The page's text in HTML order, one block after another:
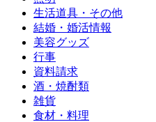
生活道具・その他
結婚・婚活情報
美容グッズ
行事
資料請求
酒・焼酎類
雑貨
食材・料理